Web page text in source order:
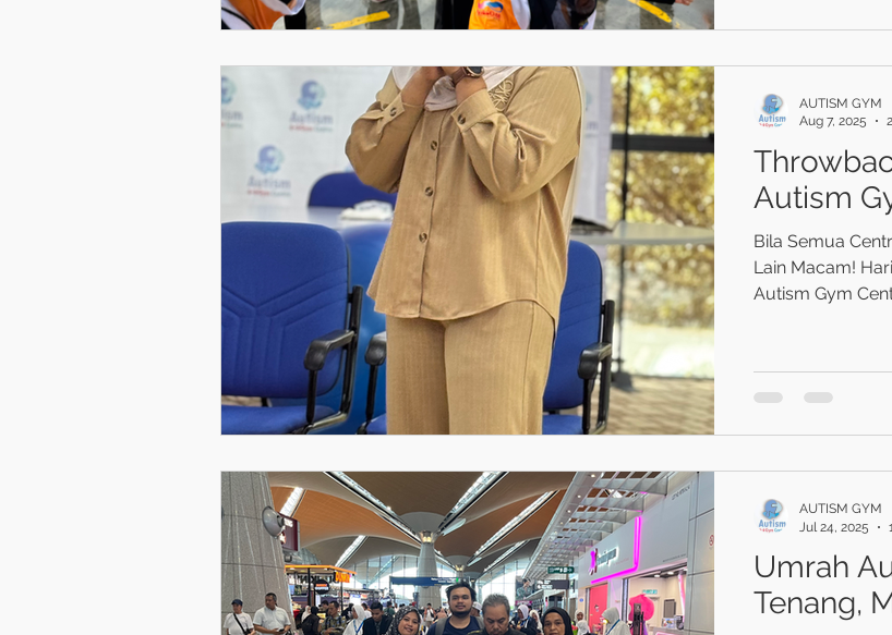
Autism
Bila Semua
Lain Macam! Hari pertama pagi tu, semua therapist dari
Autism Gym
AUTISM GYM
Aug 7, 2025
Umrah
Tenang,
AUTISM GYM
Jul 24, 2025